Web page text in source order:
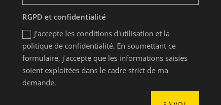
RGPD et confidentialité
J'accepte les conditions d'utilisation et la
politique de confidentialité. En soumettant ce
formulaire, j'accepte que les informations saisies
soient exploitées dans le cadre strict de ma
demande.